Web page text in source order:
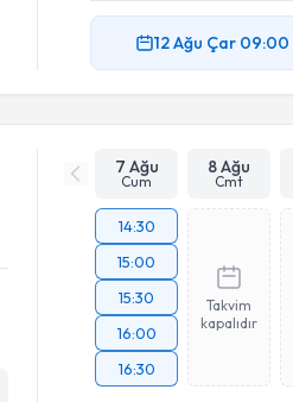
12 Ağu Çar 09:00
7 Ağu
Cum
8 Ağu
Cmt
14:30
15:00
15:30
16:00
16:30
Takvim
kapalıdır